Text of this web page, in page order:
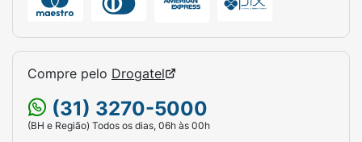
Compre pelo Drogatel
(31) 3270-5000
(BH e Região) Todos os dias, 06h às 00h